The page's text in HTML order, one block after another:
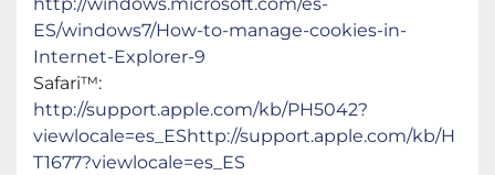
http://windows.microsoft.com/es-
ES/windows7/How-to-manage-cookies-in-
Internet-Explorer-9
Safari™:
http://support.apple.com/kb/PH5042?
viewlocale=es_EShttp://support.apple.com/kb/H
T1677?viewlocale=es_ES